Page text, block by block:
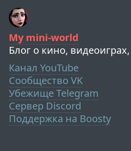
My mini-world
Блог о кино,
Канал YouTube
Сообщество VK
Убежище Telegram
Сервер Discord
Поддержка на Boosty